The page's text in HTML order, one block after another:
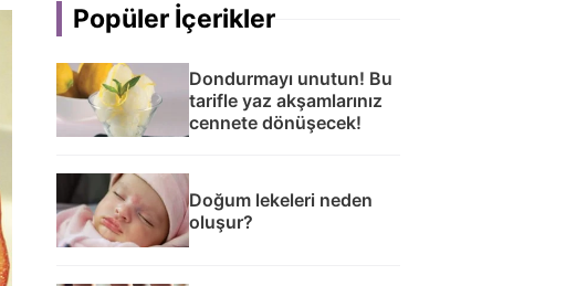
Popüler İçerikler
Dondurmayı unutun! Bu
tarifle yaz akşamlarınız
cennete dönüşecek!
Doğum lekeleri neden
oluşur?